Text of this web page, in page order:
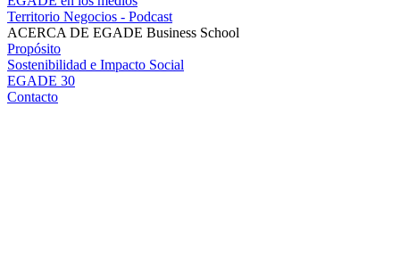
Territorio Negocios - Podcast
ACERCA DE EGADE Business School
Propósito
Sostenibilidad e Impacto Social
EGADE 30
Contacto